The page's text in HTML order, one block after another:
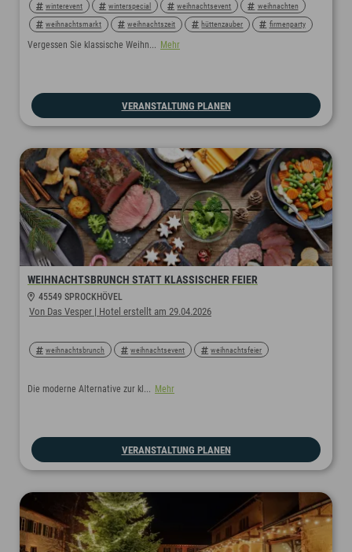
winterevent winterspecial weihnachtsevent weihnachten
weihnachtsmarkt weihnachtszeit hüttenzauber firmenparty
firmenevent firmenfeier weihnachtsfeier
Vergessen Sie klassische Weihn... Mehr
VERANSTALTUNG PLANEN
WEIHNACHTSBRUNCH STATT KLASSISCHER FEIER
45549 SPROCKHÖVEL
Von Das Vesper | Hotel erstellt am 29.04.2026
weihnachtsbrunch weihnachtsevent weihnachtsfeier
Die moderne Alternative zur kl... Mehr
VERANSTALTUNG PLANEN